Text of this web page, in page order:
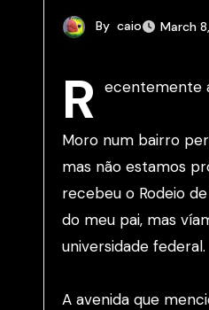
By caio March
R ecentemente
Moro num bairro
mas não estamos
recebeu o Rodeio
do meu pai, mas
universidade federal.
A avenida que